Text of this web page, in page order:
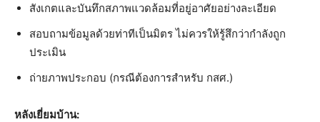
สังเกตและบันทึกสภาพแวดล้อมที่อยู่อาศัยอย่างละเอียด
สอบถามข้อมูลด้วยท่าทีเป็นมิตร ไม่ควรให้รู้สึกว่ากำลังถูก
ประเมิน
ถ่ายภาพประกอบ (กรณีต้องการสำหรับ กสศ.)
หลังเยี่ยมบ้าน: